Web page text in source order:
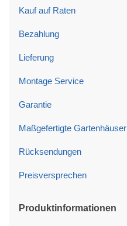
Kauf auf Raten
Bezahlung
Lieferung
Montage Service
Garantie
Maßgefertigte Gartenhäuser
Rücksendungen
Preisversprechen
Produktinformationen